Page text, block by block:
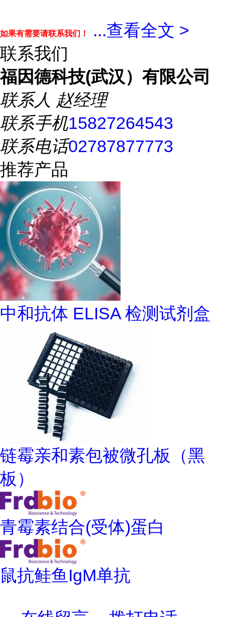
如果有需要请联系我们！ ...查看全文 >
联系我们
福因德科技(武汉）有限公司
联系人 赵经理
联系手机15827264543
联系电话02787877773
推荐产品
中和抗体 ELISA 检测试剂盒
链霉亲和素包被微孔板（黑
板）
青霉素结合(受体)蛋白
鼠抗鲑鱼IgM单抗